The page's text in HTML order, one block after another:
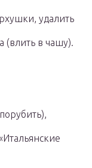
удалить
(влить в чашу).